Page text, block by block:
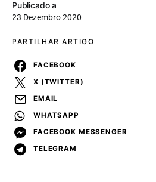
Publicado a
23 Dezembro 2020
PARTILHAR ARTIGO
FACEBOOK
X (TWITTER)
EMAIL
WHATSAPP
FACEBOOK MESSENGER
TELEGRAM